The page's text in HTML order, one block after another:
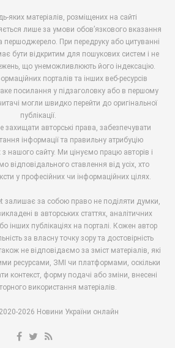
яких матеріалів, розміщених на сайті
лише за умови обов’язкового вказання
першоджерело. При передруку або цитуванні
бути відкритим для пошукових систем і не
що унеможливлюють його індексацію.
порталів та інших веб-ресурсів
посилання у підзаголовку або в першому
могли швидко перейти до оригінальної
публікації.
захищати авторські права, забезпечувати
інформації та правильну атрибуцію
з нашого сайту. Ми цінуємо працю авторів і
відповідального ставлення від усіх, хто
у професійних чи інформаційних цілях.
залишає за собою право не поділяти думки,
в авторських статтях, аналітичних
інших публікаціях на порталі. Кожен автор
за власну точку зору та достовірність
не відповідаємо за зміст матеріалів, які
ресурсами, ЗМІ чи платформами, оскільки
контекст, форму подачі або зміни, внесені
використання матеріалів.
2026 Новини України онлайн